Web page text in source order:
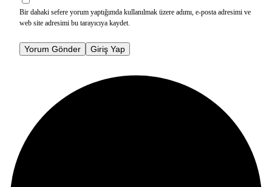
Bir dahaki sefere yorum yaptığımda kullanılmak üzere adımı, e-posta adresimi ve
web site adresimi bu tarayıcıya kaydet.
Yorum Gönder Giriş Yap